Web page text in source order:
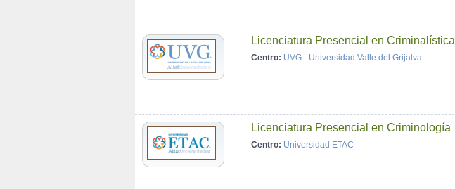
Licenciatura Presencial en Criminalística
Centro: UVG - Universidad Valle del Grijalva
Licenciatura Presencial en Criminología
Centro: Universidad ETAC